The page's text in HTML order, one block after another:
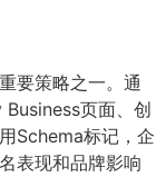
要策略之一。通
页面、创
Schema标记，企
表现和品牌影响